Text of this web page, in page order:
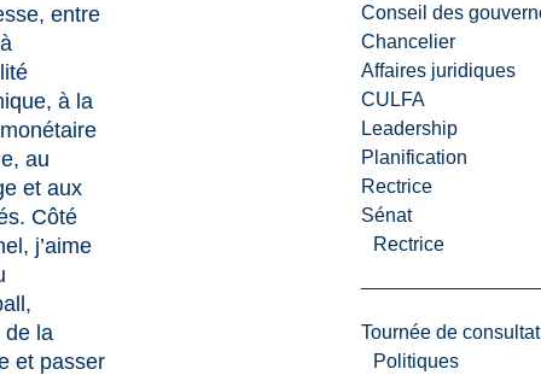
Conseil des
Chancelier
Affaires juridiques
CULFA
Leadership
Planification
Rectrice
Sénat
Rectrice
Tournée de
Politiques
entre
à la
au
et aux
Côté
j’aime
de la
et passer